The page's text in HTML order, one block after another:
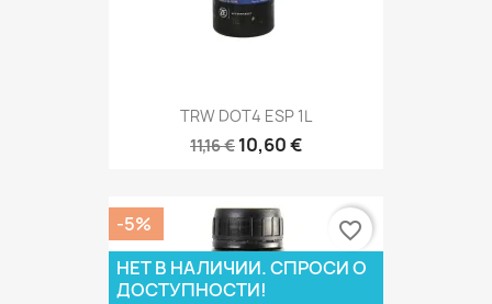
TRW DOT4 ESP 1L
11,16 € 10,60 €
-5%
НЕТ В НАЛИЧИИ. СПРОСИ О
ДОСТУПНОСТИ!
favorite_border